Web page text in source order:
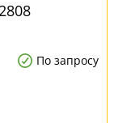
По запросу